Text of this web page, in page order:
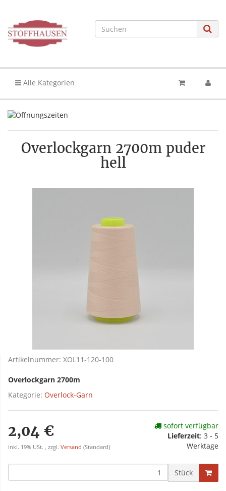
Alle Kategorien
Overlockgarn 2700m puder
hell
Artikelnummer: XOL11-120-100
Overlockgarn 2700m
Kategorie: Overlock-Garn
2,04 €
inkl. 19% USt. , zzgl. Versand (Standard)
sofort verfügbar
Lieferzeit: 3 - 5
Werktage
Stück